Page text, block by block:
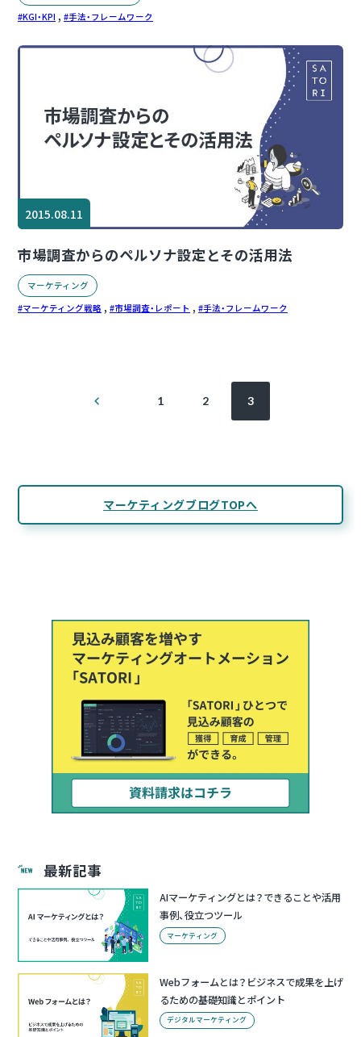
KGI・KPI , 手法・フレームワーク
2015.08.11
市場調査からのペルソナ設定とその活用法
マーケティング
マーケティング戦略 , 市場調査・レポート , 手法・フレームワーク
ペ
ー
1 2 3
マーケティングブログTOPへ
最新記事
AIマーケティングとは？できることや活用
事例、役立つツール
マーケティング
Webフォームとは？ビジネスで成果を上げ
るための基礎知識とポイント
デジタルマーケティング